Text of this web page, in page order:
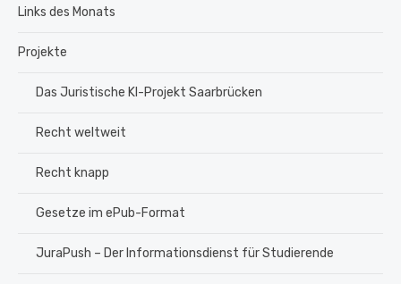
Links des Monats
Projekte
Das Juristische KI-Projekt Saarbrücken
Recht weltweit
Recht knapp
Gesetze im ePub-Format
JuraPush – Der Informationsdienst für Studierende